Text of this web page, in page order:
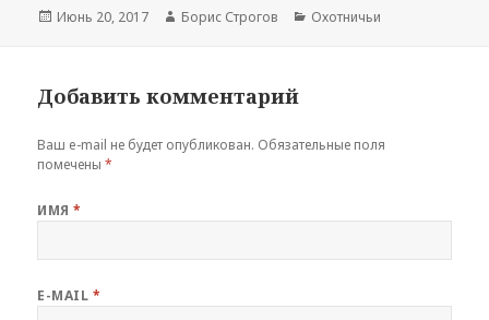
Опубликовано
Июнь 20, 2017 Автор
Борис Строгов Рубрики
Охотничьи
Добавить комментарий
Ваш e-mail не будет опубликован. Обязательные поля
помечены*
ИМЯ*
E-MAIL *